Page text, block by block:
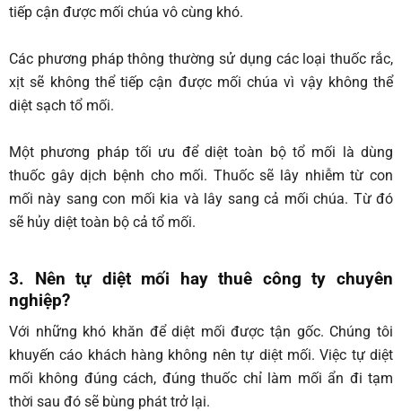
tiếp cận được mối chúa vô cùng khó.
Các phương pháp thông thường sử dụng các loại thuốc rắc,
xịt sẽ không thể tiếp cận được mối chúa vì vậy không thể
diệt sạch tổ mối.
Một phương pháp tối ưu để diệt toàn bộ tổ mối là dùng
thuốc gây dịch bệnh cho mối. Thuốc sẽ lây nhiễm từ con
mối này sang con mối kia và lây sang cả mối chúa. Từ đó
sẽ hủy diệt toàn bộ cả tổ mối.
3. Nên tự diệt mối hay thuê công ty chuyên
nghiệp?
Với những khó khăn để diệt mối được tận gốc. Chúng tôi
khuyến cáo khách hàng không nên tự diệt mối. Việc tự diệt
mối không đúng cách, đúng thuốc chỉ làm mối ẩn đi tạm
thời sau đó sẽ bùng phát trở lại.